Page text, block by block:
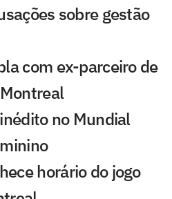
sobre gestão
com ex-parceiro de
no Mundial
horário do jogo